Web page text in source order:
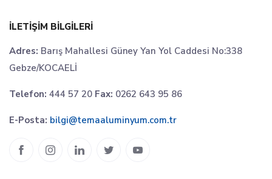
İLETIŞIM BILGILERI
Adres: Barış Mahallesi Güney Yan Yol Caddesi No:338
Gebze/KOCAELİ
Telefon: 444 57 20 Fax: 0262 643 95 86
E-Posta: bilgi@temaaluminyum.com.tr